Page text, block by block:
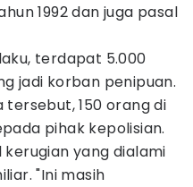
1992 dan juga pasal
terdapat 5.000
jadi korban penipuan.
150 orang di
pihak kepolisian.
yang dialami
"Ini masih